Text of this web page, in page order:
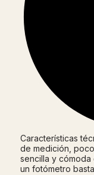
Características
de medición,
sencilla y cómoda
un fotómetro